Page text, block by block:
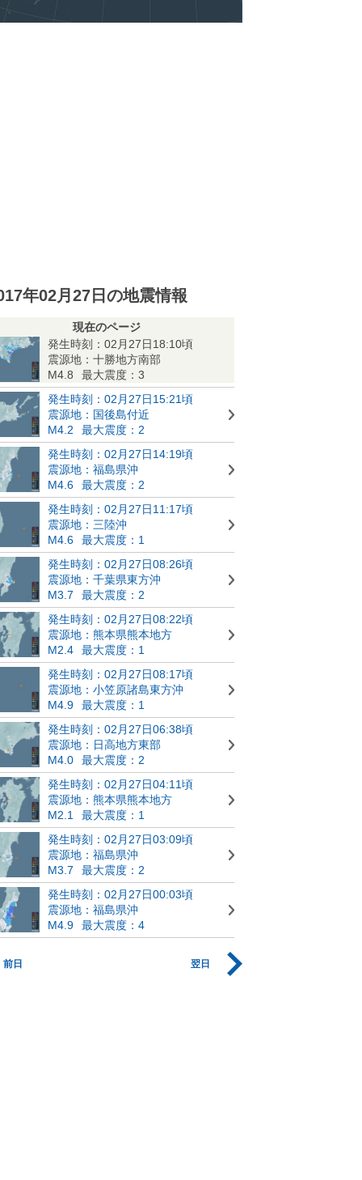
年02月27日の地震情報
現在のページ
発生時刻：02月27日18:10頃
震源地：十勝地方南部
M4.8
最大震度：3
発生時刻：02月27日15:21頃
震源地：国後島付近
M4.2
最大震度：2
発生時刻：02月27日14:19頃
震源地：福島県沖
M4.6
最大震度：2
発生時刻：02月27日11:17頃
震源地：三陸沖
M4.6
最大震度：1
発生時刻：02月27日08:26頃
震源地：千葉県東方沖
M3.7
最大震度：2
発生時刻：02月27日08:22頃
震源地：熊本県熊本地方
M2.4
最大震度：1
発生時刻：02月27日08:17頃
震源地：小笠原諸島東方沖
M4.9
最大震度：1
発生時刻：02月27日06:38頃
震源地：日高地方東部
M4.0
最大震度：2
発生時刻：02月27日04:11頃
震源地：熊本県熊本地方
M2.1
最大震度：1
発生時刻：02月27日03:09頃
震源地：福島県沖
M3.7
最大震度：2
発生時刻：02月27日00:03頃
震源地：福島県沖
M4.9
最大震度：4
前日 翌日